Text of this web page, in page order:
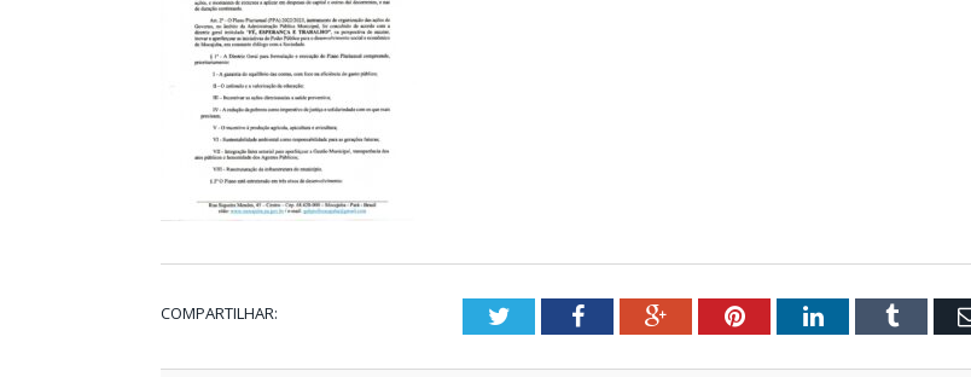
COMPARTILHAR: TwitterFacebookGoogle+PinterestLinkedInTumblr